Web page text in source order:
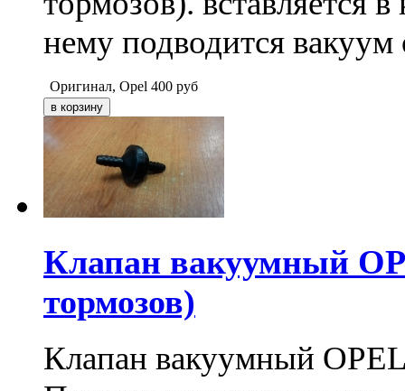
нему подводится вакуум
Оригинал, Opel 400 руб
Клапан вакуумный
тормозов)
Клапан вакуумный